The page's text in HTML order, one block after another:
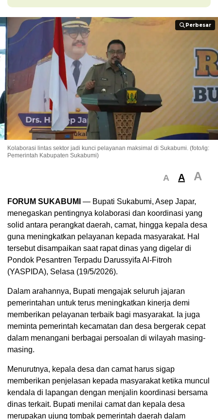
Perbesar
Perbesar
Kolaborasi lintas sektor jadi kunci pelayanan maksimal di Sukabumi. (foto/ig:
Pemerintah Kabupaten Sukabumi)
A A A
FORUM SUKABUMI — Bupati Sukabumi, Asep Japar,
menegaskan pentingnya kolaborasi dan koordinasi yang
solid antara perangkat daerah, camat, hingga kepala desa
guna meningkatkan pelayanan kepada masyarakat. Hal
tersebut disampaikan saat rapat dinas yang digelar di
Pondok Pesantren Terpadu Darussyifa Al-Fitroh
(YASPIDA), Selasa (19/5/2026).
Dalam arahannya, Bupati mengajak seluruh jajaran
pemerintahan untuk terus meningkatkan kinerja demi
memberikan pelayanan terbaik bagi masyarakat. Ia juga
meminta pemerintah kecamatan dan desa bergerak cepat
dalam menangani berbagai persoalan di wilayah masing-
masing.
Menurutnya, kepala desa dan camat harus sigap
memberikan penjelasan kepada masyarakat ketika muncul
kendala di lapangan dengan menjalin koordinasi bersama
dinas terkait. Bupati menilai camat dan kepala desa
merupakan ujung tombak pemerintah daerah dalam